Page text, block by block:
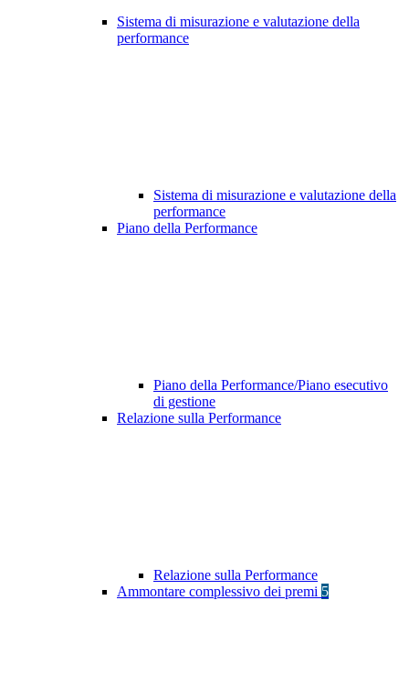
Sistema di misurazione e valutazione della
performance
Sistema di misurazione e valutazione della
performance
Piano della Performance
Piano della Performance/Piano esecutivo
di gestione
Relazione sulla Performance
Relazione sulla Performance
Ammontare complessivo dei premi 5